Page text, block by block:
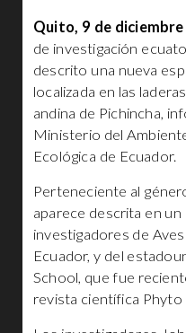
Quito, 9 de diciembre
de investigación
descrito una nueva
localizada en las
andina de Pichincha,
Ministerio del
Ecológica de Ecuador.
Perteneciente al
aparece descrita en
investigadores de
Ecuador, y del
School, que fue
revista científica Phyto